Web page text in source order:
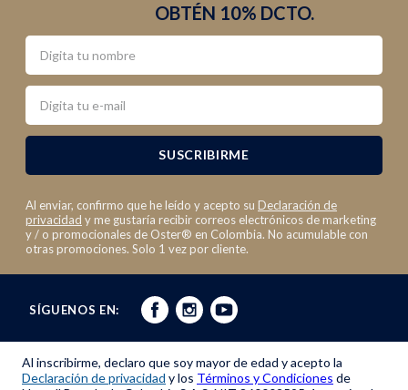
OBTÉN 10% DCTO.
Nombre
Email
SUSCRIBIRME
Al enviar, confirmo que he leído y acepto su Declaración de
privacidad y me gustaría recibir correos electrónicos de marketing
y / o promocionales de Oster® en Colombia. No acumulable con
otras promociones. Solo 1 vez por cliente.
SÍGUENOS EN:
Al inscribirme, declaro que soy mayor de edad y acepto la
Declaración de privacidad y los Términos y Condiciones de